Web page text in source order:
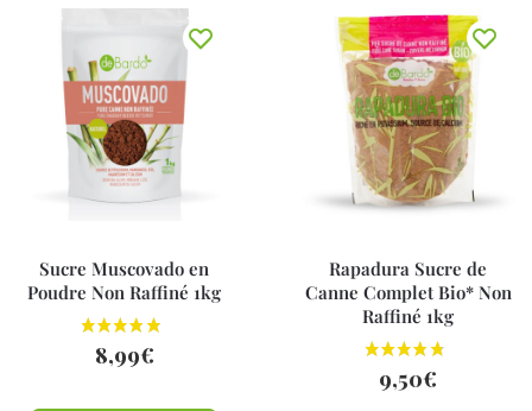
Sucre Muscovado en
Poudre Non Raffiné 1kg
8,99€
Rapadura Sucre de
Canne Complet Bio* Non
Raffiné 1kg
9,50€